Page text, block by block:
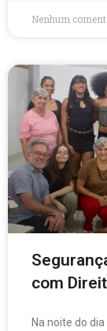
Nenhum
com
Na noite do